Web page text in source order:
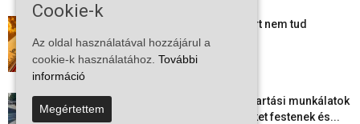
Mi történik Európa felett? Ezért nem tud
szabadulni a kontinens a...
2026-08-05
Folyamatosak a nyári karbantartási munkálatok
Kiskőrösön – útburkolati jeleket festenek és...
Cookie-k
Az oldal használatával hozzájárul a
cookie-k használatához. További
információ
Megértettem